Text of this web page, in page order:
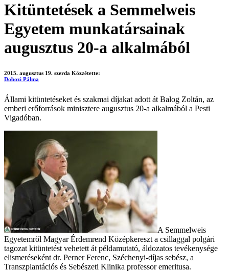
Kitüntetések a Semmelweis
Egyetem munkatársainak
augusztus 20-a alkalmából
2015. augusztus 19. szerda Közzétette:
Dobozi Pálma
Állami kitüntetéseket és szakmai díjakat adott át Balog Zoltán, az
emberi erőforrások minisztere augusztus 20-a alkalmából a Pesti
Vigadóban.
A Semmelweis
Egyetemről Magyar Érdemrend Középkereszt a csillaggal polgári
tagozat kitüntetést vehetett át példamutató, áldozatos tevékenysége
elismeréseként dr. Perner Ferenc, Széchenyi-díjas sebész, a
Transzplantációs és Sebészeti Klinika professor emeritusa.